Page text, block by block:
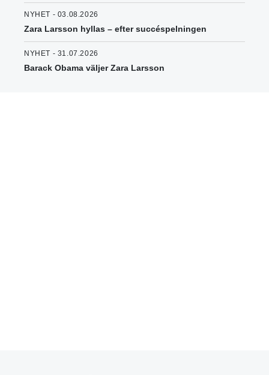
NYHET - 03.08.2026
Zara Larsson hyllas – efter succéspelningen
NYHET - 31.07.2026
Barack Obama väljer Zara Larsson